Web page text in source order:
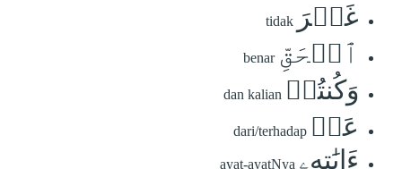
غَيۡرَ tidak
ٱلۡحَقِّ benar
وَكُنتُمۡ dan kalian
عَنۡ dari/terhadap
ءَايَٰتِهِۦ ayat-ayatNya